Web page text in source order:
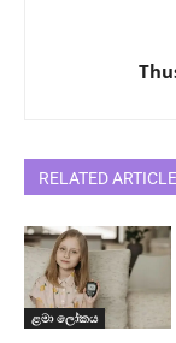
RELATED
ළමා ලෝකය